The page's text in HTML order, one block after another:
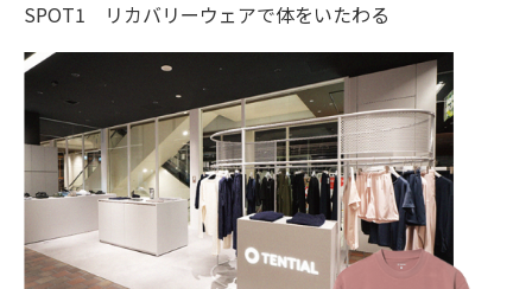
SPOT1 リカバリーウェアで体をいたわる